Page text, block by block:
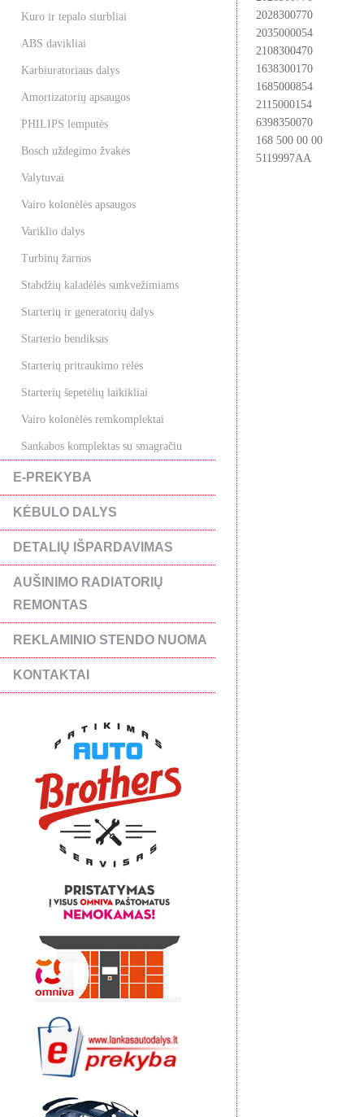
Kuro ir tepalo siurbliai
ABS davikliai
Karbiuratoriaus dalys
Amortizatorių apsaugos
PHILIPS lemputės
Bosch uždegimo žvakės
Valytuvai
Vairo kolonėlės apsaugos
Variklio dalys
Turbinų žarnos
Stabdžių kaladėlės sunkvežimiams
Starterių ir generatorių dalys
Starterio bendiksas
Starterių pritraukimo rėlės
Starterių šepetėlių laikikliai
Vairo kolonėlės remkomplektai
Sankabos komplektas su smagračiu
E-PREKYBA
KĖBULO DALYS
DETALIŲ IŠPARDAVIMAS
AUŠINIMO RADIATORIŲ
REMONTAS
REKLAMINIO STENDO NUOMA
KONTAKTAI
2028300770
2035000054
2108300470
1638300170
1685000854
2115000154
6398350070
168 500 00 00
5119997AA